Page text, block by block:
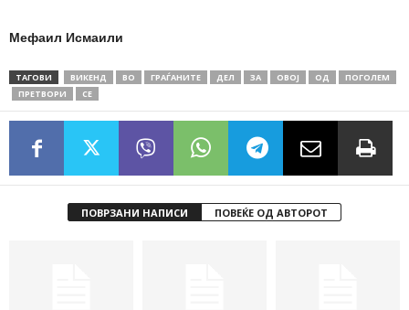
Мефаил Исмаили
ТАГОВИ ВИКЕНД ВО ГРАЃАНИТЕ ДЕЛ ЗА ОВОЈ ОД
ПОГОЛЕМ
ПРЕТВОРИ
СЕ
ПОВРЗАНИ НАПИСИ ПОВЕЌЕ ОД АВТОРОТ